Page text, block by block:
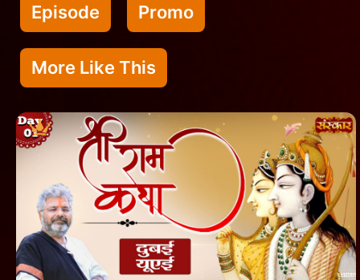
Episode Promo
More Like This